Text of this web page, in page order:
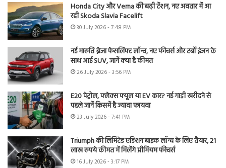
Honda City और Verna की बढ़ी टेंशन, नए अवतार में आ
रही Skoda Slavia Facelift
30 July 2026 - 7:48 PM
नई मारुति ब्रेजा फेसलिफ्ट लॉन्च, नए फीचर्स और टर्बो इंजन के
साथ आई SUV, जानें क्या है कीमत
26 July 2026 - 3:56 PM
E20 पेट्रोल, फ्लेक्स फ्यूल या EV कार? नई गाड़ी खरीदने से
पहले जानें किसमें है ज्यादा फायदा
23 July 2026 - 7:41 PM
Triumph की लिमिटेड एडिशन बाइक लॉन्च के लिए तैयार, 21
लाख रुपये कीमत में मिलेंगे प्रीमियम फीचर्स
16 July 2026 - 3:17 PM